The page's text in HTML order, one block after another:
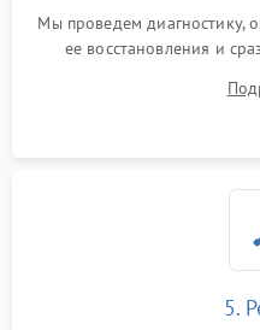
Мы проведем диагностику,
ее восстановления и
5.